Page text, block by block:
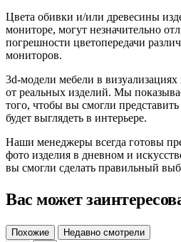
Цвета обивки и/или древесины
мониторе, могут незначительно
погрешности цветопередачи
мониторов.
3d-модели мебели в
от реальных изделий. Мы
того, чтобы вы смогли
будет выглядеть в интерьере.
Наши менеджеры всегда готовы
фото изделия в дневном и
вы смогли сделать правильный
Вас может
Похожие Недавно смотрели